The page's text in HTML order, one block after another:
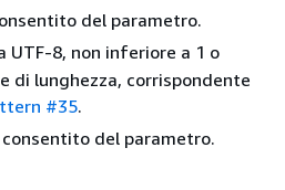
del parametro.
UTF-8, non inferiore a 1 o
di lunghezza, corrispondente
#35.
del parametro.